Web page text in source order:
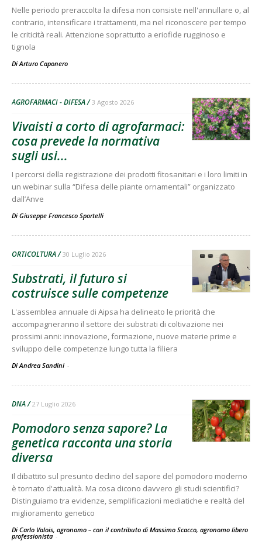
Nelle periodo preraccolta la difesa non consiste nell'annullare o, al
contrario, intensificare i trattamenti, ma nel riconoscere per tempo
le criticità reali. Attenzione soprattutto a eriofide rugginoso e
tignola
Di Arturo Caponero
AGROFARMACI - DIFESA 3 Agosto 2026
Vivaisti a corto di agrofarmaci:
cosa prevede la normativa
sugli usi...
I percorsi della registrazione dei prodotti fitosanitari e i loro limiti in
un webinar sulla “Difesa delle piante ornamentali” organizzato
dall’Anve
Di Giuseppe Francesco Sportelli
ORTICOLTURA 30 Luglio 2026
Substrati, il futuro si
costruisce sulle competenze
L'assemblea annuale di Aipsa ha delineato le priorità che
accompagneranno il settore dei substrati di coltivazione nei
prossimi anni: innovazione, formazione, nuove materie prime e
sviluppo delle competenze lungo tutta la filiera
Di Andrea Sandini -
DNA 27 Luglio 2026
Pomodoro senza sapore? La
genetica racconta una storia
diversa
Il dibattito sul presunto declino del sapore del pomodoro moderno
è tornato d'attualità. Ma cosa dicono davvero gli studi scientifici?
Distinguiamo tra evidenze, semplificazioni mediatiche e realtà del
miglioramento genetico
Di Carlo Valois, agronomo – con il contributo di Massimo Scacco, agronomo libero
professionista -